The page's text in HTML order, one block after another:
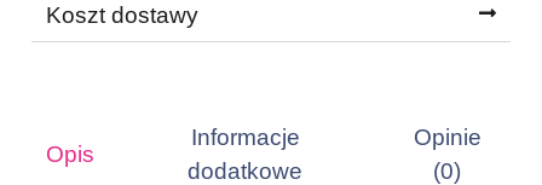
Koszt dostawy
Opis
Informacje
dodatkowe
Opinie
(0)